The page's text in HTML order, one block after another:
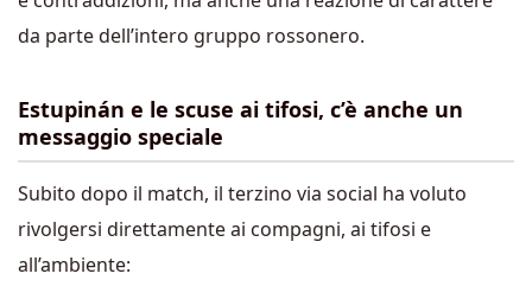
da parte dell’intero gruppo rossonero.
Estupinán e le scuse ai tifosi, c’è anche un
messaggio speciale
Subito dopo il match, il terzino via social ha voluto
rivolgersi direttamente ai compagni, ai tifosi e
all’ambiente: